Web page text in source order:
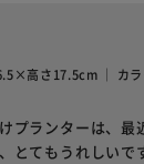
高さ17.5cm ｜ カラ
プランターは、最
とてもうれしいで